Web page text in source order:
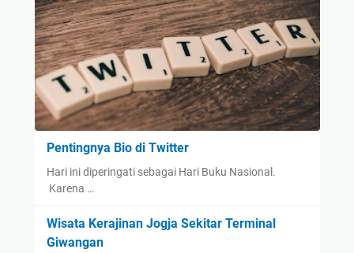
Pentingnya Bio di Twitter
Hari ini diperingati sebagai Hari Buku Nasional.
Karena …
Wisata Kerajinan Jogja Sekitar Terminal
Giwangan